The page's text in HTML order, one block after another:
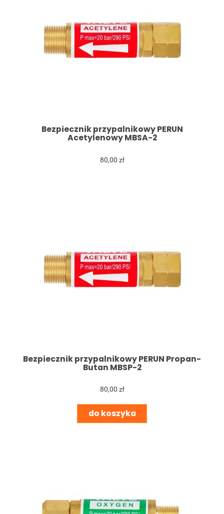
Bezpiecznik przypalnikowy PERUN
Acetylenowy MBSA-2
80,00 zł
Bezpiecznik przypalnikowy PERUN Propan-
Butan MBSP-2
80,00 zł
do koszyka